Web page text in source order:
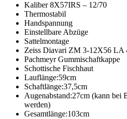
Kaliber 8X57IRS – 12/70
Thermostabil
Handspannung
Einstellbare Abzüge
Sattelmontage
Zeiss Diavari ZM 3-12X56 LA
Pachmeyr Gummischaftkappe
Schottische Fischhaut
Lauflänge:59cm
Schaftlänge:37,5cm
Augenabstand:27cm (kann bei
werden)
Gesamtlänge:103cm